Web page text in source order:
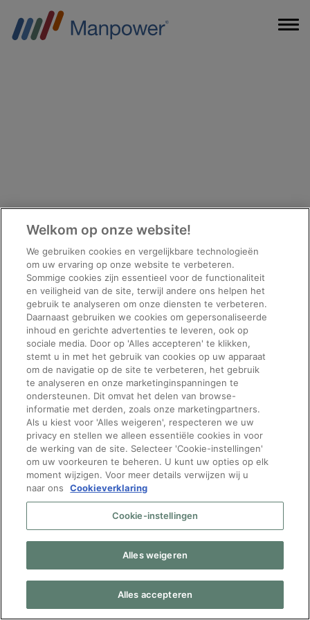
Vragen over
werken bij bpost?
Neem gerust contact op
met onze recruiters:
[email protected]of bel
Mijn gdpr-rechten|Privacy
Privacy notice
bpost|FAQ bpost
Volg Manpower
© 2026 Bpost – Manpower Belgium
Welkom op onze website!
We gebruiken cookies en vergelijkbare technologieën
om uw ervaring op onze website te verbeteren.
Sommige cookies zijn essentieel voor de functionaliteit
en veiligheid van de site, terwijl andere ons helpen het
gebruik te analyseren om onze diensten te verbeteren.
Daarnaast gebruiken we cookies om gepersonaliseerde
inhoud en gerichte advertenties te leveren, ook op
sociale media. Door op 'Alles accepteren' te klikken,
stemt u in met het gebruik van cookies op uw apparaat
om de navigatie op de site te verbeteren, het gebruik
te analyseren en onze marketinginspanningen te
ondersteunen. Dit omvat het delen van browse-
informatie met derden, zoals onze marketingpartners.
Als u kiest voor 'Alles weigeren', respecteren we uw
privacy en stellen we alleen essentiële cookies in voor
de werking van de site. Selecteer 'Cookie-instellingen'
om uw voorkeuren te beheren. U kunt uw opties op elk
moment wijzigen. Voor meer details verwijzen wij u
naar ons
Cookieverklaring
Cookie-instellingen
Alles weigeren
Alles accepteren